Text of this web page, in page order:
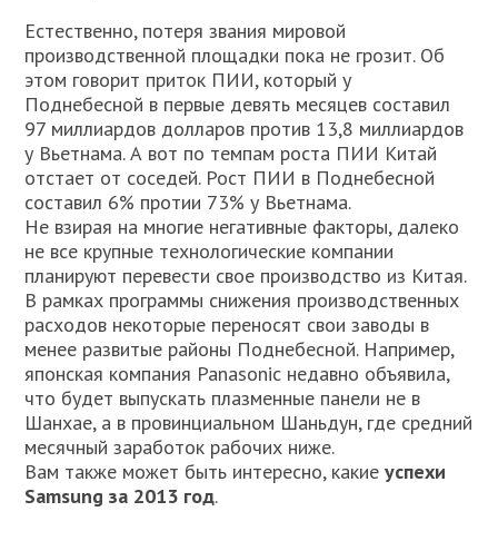
Естественно, потеря звания мировой
производственной площадки пока не грозит. Об
этом говорит приток ПИИ, который у
Поднебесной в первые девять месяцев составил
97 миллиардов долларов против 13,8 миллиардов
у Вьетнама. А вот по темпам роста ПИИ Китай
отстает от соседей. Рост ПИИ в Поднебесной
составил 6% протии 73% у Вьетнама.
Не взирая на многие негативные факторы, далеко
не все крупные технологические компании
планируют перевести свое производство из Китая.
В рамках программы снижения производственных
расходов некоторые переносят свои заводы в
менее развитые районы Поднебесной. Например,
японская компания Panasonic недавно объявила,
что будет выпускать плазменные панели не в
Шанхае, а в провинциальном Шаньдун, где средний
месячный заработок рабочих ниже.
Вам также может быть интересно, какиеуспехи
Samsung за 2013 год.